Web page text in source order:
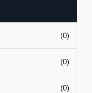
(0)
(0)
(0)